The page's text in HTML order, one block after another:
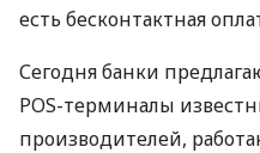
есть бесконтактная
Сегодня банки
POS-терминалы
производителей,